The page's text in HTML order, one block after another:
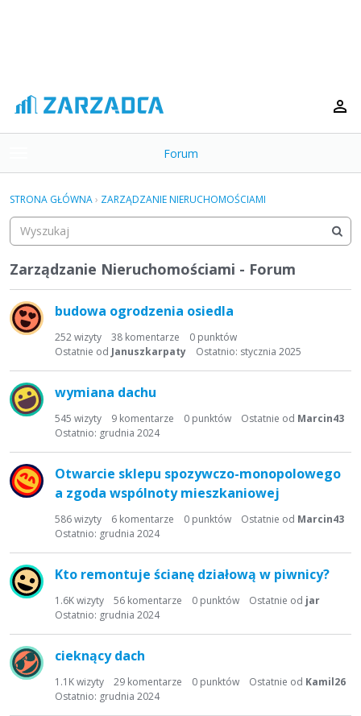
o
g
e
m
e
u
Forum
Kategorie
Dyskusje
STRONA GŁÓWNA› ZARZĄDZANIE NIERUCHOMOŚCIAMI
Zarządzanie Nieruchomościami - Forum
i
s
a
d
y
u
s
y
budowa ogrodzenia osiedla
252wizyty 38 komentarze 0 punktów
Ostatnie od Januszkarpaty Ostatnio: stycznia 2025
wymiana dachu
545 wizyty 9 komentarze 0 punktów Ostatnie od Marcin43
Ostatnio: grudnia 2024
Otwarcie sklepu spozywczo-monopolowego
a zgoda wspólnoty mieszkaniowej
586wizyty 6 komentarze 0 punktów Ostatnie od Marcin43
Ostatnio: grudnia 2024
Kto remontuje ścianę działową w piwnicy?
1.6Kwizyty 56 komentarze 0 punktów Ostatnie od jar
Ostatnio: grudnia 2024
cieknący dach
1.1Kwizyty 29 komentarze 0 punktów Ostatnie od Kamil26
Ostatnio: grudnia 2024